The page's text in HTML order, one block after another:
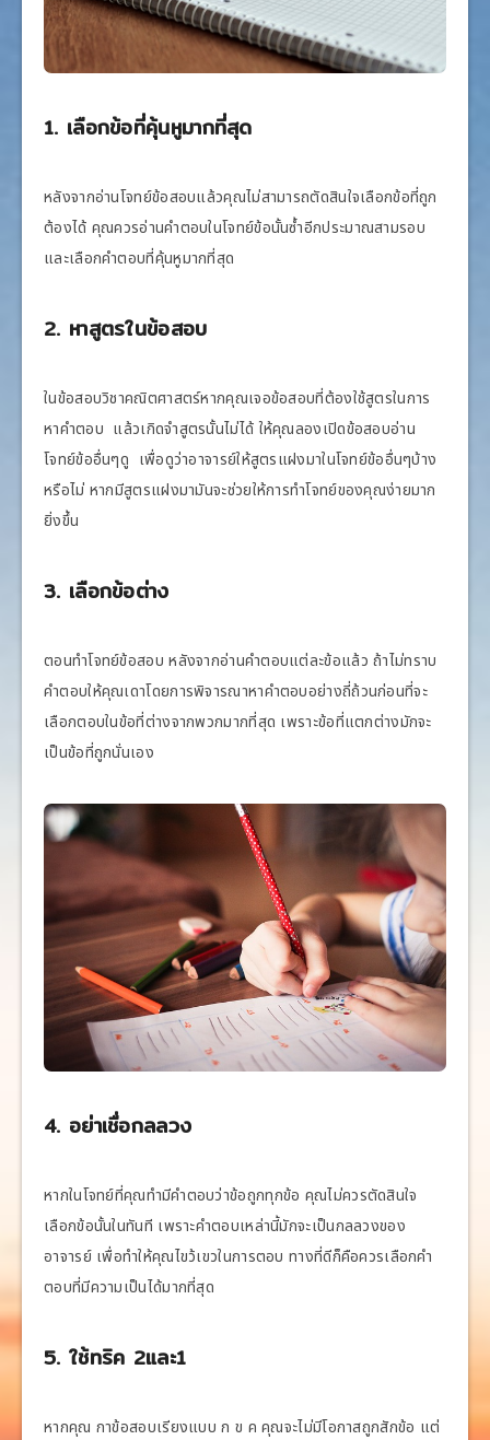
1. เลือกข้อที่คุ้นหูมากที่สุด
หลังจากอ่านโจทย์ข้อสอบแล้วคุณไม่สามารถตัดสินใจเลือกข้อที่ถูก
ต้องได้ คุณควรอ่านคำตอบในโจทย์ข้อนั้นซ้ำอีกประมาณสามรอบ
และเลือกคำตอบที่คุ้นหูมากที่สุด
2. หาสูตรในข้อสอบ
ในข้อสอบวิชาคณิตศาสตร์หากคุณเจอข้อสอบที่ต้องใช้สูตรในการ
หาคำตอบ แล้วเกิดจำสูตรนั้นไม่ได้ ให้คุณลองเปิดข้อสอบอ่าน
โจทย์ข้ออื่นๆดู เพื่อดูว่าอาจารย์ให้สูตรแฝงมาในโจทย์ข้ออื่นๆบ้าง
หรือไม่ หากมีสูตรแฝงมามันจะช่วยให้การทำโจทย์ของคุณง่ายมาก
ยิ่งขึ้น
3. เลือกข้อต่าง
ตอนทำโจทย์ข้อสอบ หลังจากอ่านคำตอบแต่ละข้อแล้ว ถ้าไม่ทราบ
คำตอบให้คุณเดาโดยการพิจารณาหาคำตอบอย่างถี่ถ้วนก่อนที่จะ
เลือกตอบในข้อที่ต่างจากพวกมากที่สุด เพราะข้อที่แตกต่างมักจะ
เป็นข้อที่ถูกนั่นเอง
4. อย่าเชื่อกลลวง
หากในโจทย์ที่คุณทำมีคำตอบว่าข้อถูกทุกข้อ คุณไม่ควรตัดสินใจ
เลือกข้อนั้นในทันที เพราะคำตอบเหล่านี้มักจะเป็นกลลวงของ
อาจารย์ เพื่อทำให้คุณไขว้เขวในการตอบ ทางที่ดีก็คือควรเลือกคำ
ตอบที่มีความเป็นได้มากที่สุด
5. ใช้ทริค 2และ1
หากคุณ กาข้อสอบเรียงแบบ ก ข ค คุณจะไม่มีโอกาสถูกสักข้อ แต่